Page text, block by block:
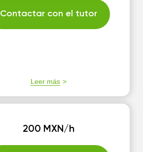
Contactar con el tutor
Leer más
200 MXN/h